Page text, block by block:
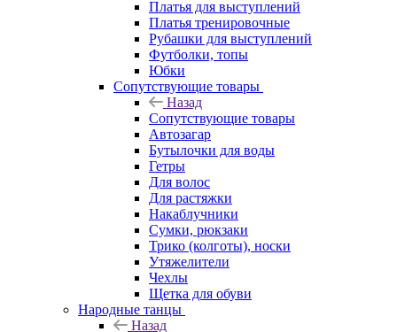
Платья для выступлений
Платья тренировочные
Рубашки для выступлений
Футболки, топы
Юбки
Сопутствующие товары
Назад
Сопутствующие товары
Автозагар
Бутылочки для воды
Гетры
Для волос
Для растяжки
Накаблучники
Сумки, рюкзаки
Трико (колготы), носки
Утяжелители
Чехлы
Щетка для обуви
Народные танцы
Назад